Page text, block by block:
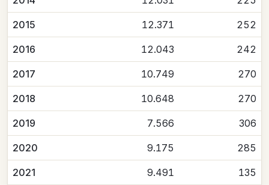
2015 12.371 252
2016 12.043 242
2017 10.749 270
2018 10.648 270
2019 7.566 306
2020 9.175 285
2021 9.491 135